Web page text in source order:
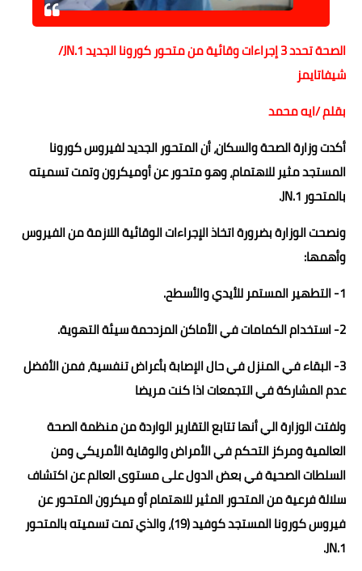
حوادث وقضايا
خدمات
مقالات
الصحة تحدد 3 إجراءات وقائية من متحور كورونا الجديد JN.1/
شيفاتايمز
بقلم /ايه محمد
أكدت وزارة الصحة والسكان، أن المتحور الجديد لفيروس كورونا
المستجد مثير للاهتمام، وهو متحور عن أوميكرون وتمت تسميته
بالمتحور 1.JN.
ونصحت الوزارة بضرورة اتخاذ الإجراءات الوقائية اللازمة من الفيروس
وأهمها:
1- التطهير المستمر للأيدي والأسطح.
2- استخدام الكمامات في الأماكن المزدحمة سيئة التهوية.
3- البقاء في المنزل في حال الإصابة بأعراض تنفسية، فمن الأفضل
عدم المشاركة في التجمعات اذا كنت مريضا
ولفتت الوزارة الي أنها تتابع التقارير الواردة من منظمة الصحة
العالمية ومركز التحكم في الأمراض والوقاية الأمريكي ومن
السلطات الصحية في بعض الدول على مستوى العالم عن اكتشاف
سلالة فرعية من المتحور المثير للاهتمام أو ميكرون المتحور عن
فيروس كورونا المستجد كوفيد (19)، والذي تمت تسميته بالمتحور
1.JN.